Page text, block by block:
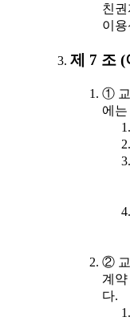
친
이
제 7 조 (
① 교
에
② 교
계약
다.